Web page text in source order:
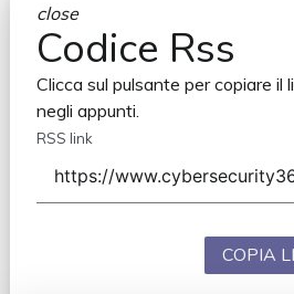
close
Codice Rss
Clicca sul pulsante per copiare il
negli appunti.
RSS link
COPIA